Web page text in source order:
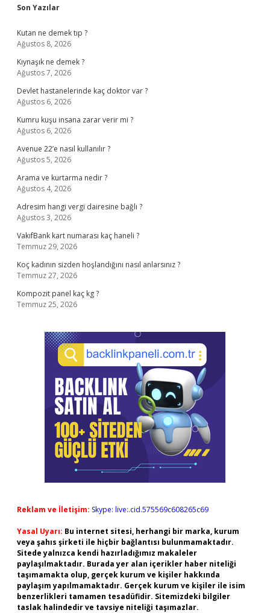
Sidebar
Son Yazılar
Kutan ne demek tıp ?
Ağustos 8, 2026
Kıynaşık ne demek ?
Ağustos 7, 2026
Devlet hastanelerinde kaç doktor var ?
Ağustos 6, 2026
Kumru kuşu insana zarar verir mi ?
Ağustos 6, 2026
Avenue 22’e nasıl kullanılır ?
Ağustos 5, 2026
Arama ve kurtarma nedir ?
Ağustos 4, 2026
Adresim hangi vergi dairesine bağlı ?
Ağustos 3, 2026
VakıfBank kart numarası kaç haneli ?
Temmuz 29, 2026
Koç kadının sizden hoşlandığını nasıl anlarsınız ?
Temmuz 27, 2026
Kompozit panel kaç kg ?
Temmuz 25, 2026
Reklam ve İletişim: Skype: live:.cid.575569c608265c69
Yasal Uyarı: Bu internet sitesi, herhangi bir marka, kurum
veya şahıs şirketi ile hiçbir bağlantısı bulunmamaktadır.
Sitede yalnızca kendi hazırladığımız makaleler
paylaşılmaktadır. Burada yer alan içerikler haber niteliği
taşımamakta olup, gerçek kurum ve kişiler hakkında
paylaşım yapılmamaktadır. Gerçek kurum ve kişiler ile isim
benzerlikleri tamamen tesadüfidir. Sitemizdeki bilgiler
taslak halindedir ve tavsiye niteliği taşımazlar.